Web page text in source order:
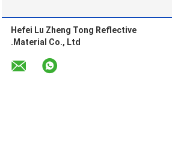
Hefei Lu Zheng Tong Reflective
Material Co., Ltd.